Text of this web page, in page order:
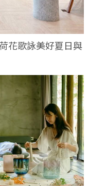
花歌詠美好夏日與